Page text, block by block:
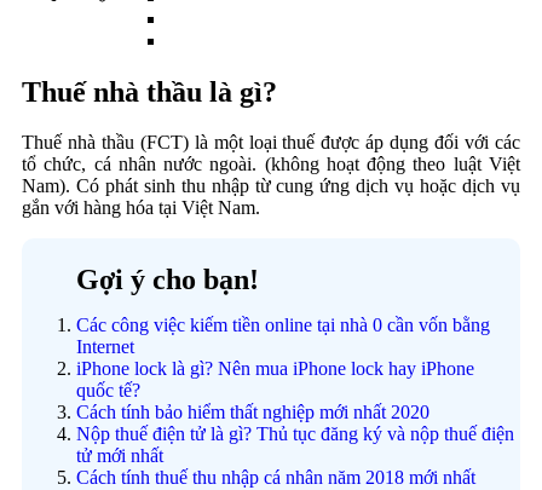
Thuế nhà thầu là gì?
Thuế nhà thầu (FCT) là một loại thuế được áp dụng đối với các
tổ chức, cá nhân nước ngoài. (không hoạt động theo luật Việt
Nam). Có phát sinh thu nhập từ cung ứng dịch vụ hoặc dịch vụ
gắn với hàng hóa tại Việt Nam.
Gợi ý cho bạn!
Các công việc kiếm tiền online tại nhà 0 cần vốn bằng
Internet
iPhone lock là gì? Nên mua iPhone lock hay iPhone
quốc tế?
Cách tính bảo hiểm thất nghiệp mới nhất 2020
Nộp thuế điện tử là gì? Thủ tục đăng ký và nộp thuế điện
tử mới nhất
Cách tính thuế thu nhập cá nhân năm 2018 mới nhất